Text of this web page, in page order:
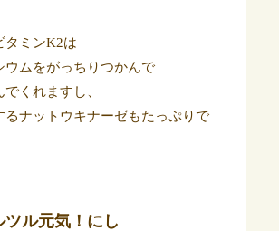
タミンK2は
ウムをがっちりつかんで
くれますし、
るナットウキナーゼもたっぷりで
ツル元気！にし